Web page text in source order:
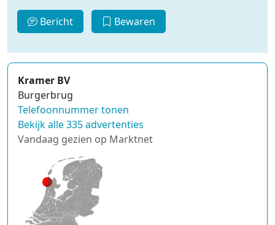
Bericht Bewaren
Kramer BV
Burgerbrug
Telefoonnummer tonen
Bekijk alle 335 advertenties
Vandaag gezien op Marktnet